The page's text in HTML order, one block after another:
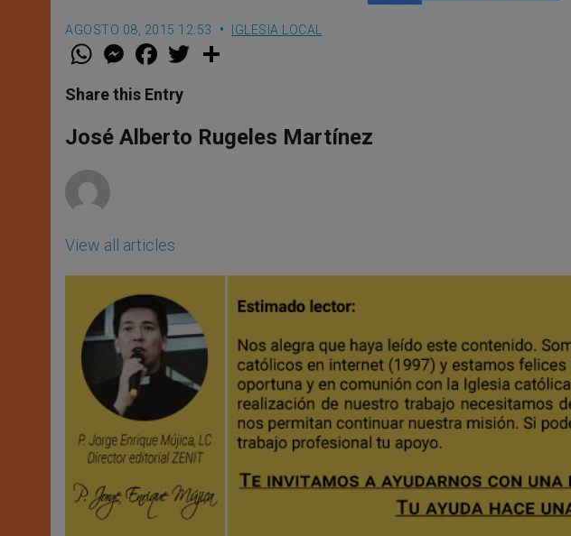
AGOSTO 08, 2015 12:53 IGLESIA LOCAL
W
t
s
p
p
M
e
s
e
g
e
F
a
e
b
o
k
w
Share this Entry
José Alberto Rugeles Martínez
View all articles